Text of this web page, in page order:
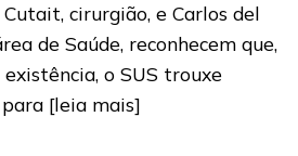
cirurgião, e Carlos del
de Saúde, reconhecem que,
o SUS trouxe
[leia mais]